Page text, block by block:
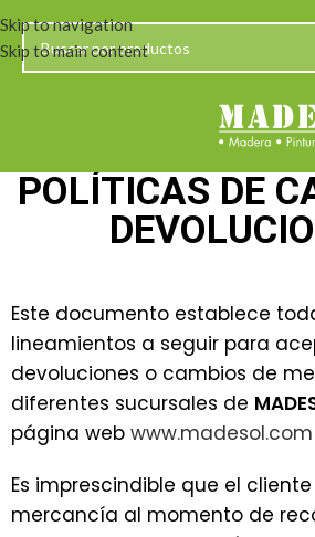
Skip to navigation
Skip to main content
POLÍTICAS DE
Este documento establece
lineamientos a seguir para
devoluciones o cambios de
diferentes sucursales de
página web www.madesol.com
Es imprescindible que el
mercancía al momento de